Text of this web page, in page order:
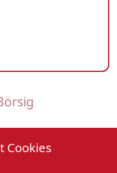
Cookies
Klängen